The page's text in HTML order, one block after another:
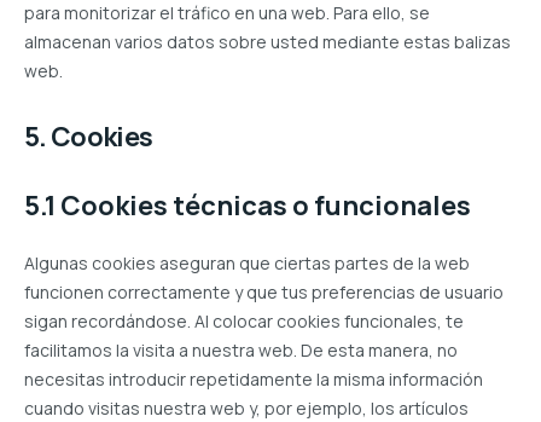
para monitorizar el tráfico en una web. Para ello, se
almacenan varios datos sobre usted mediante estas balizas
web.
5. Cookies
5.1 Cookies técnicas o funcionales
Algunas cookies aseguran que ciertas partes de la web
funcionen correctamente y que tus preferencias de usuario
sigan recordándose. Al colocar cookies funcionales, te
facilitamos la visita a nuestra web. De esta manera, no
necesitas introducir repetidamente la misma información
cuando visitas nuestra web y, por ejemplo, los artículos